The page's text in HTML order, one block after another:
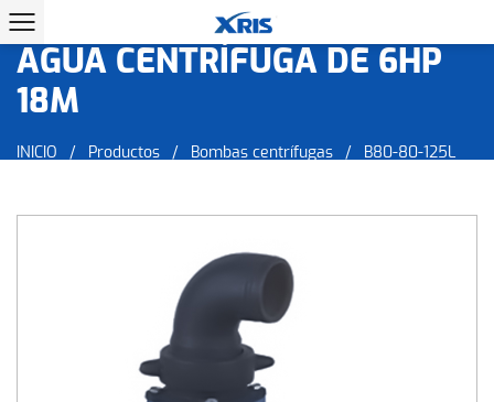
B80-80-125L BOMBA DE
AGUA CENTRÍFUGA DE 6HP
18M
INICIO / Productos / Bombas centrífugas /
B80-80-125L